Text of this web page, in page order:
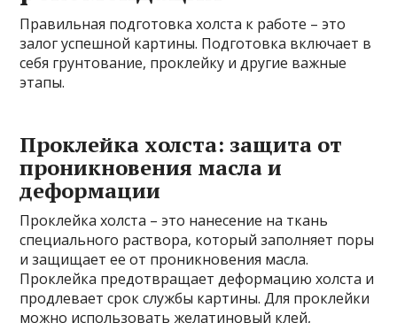
Правильная подготовка холста к работе – это
залог успешной картины. Подготовка включает в
себя грунтование, проклейку и другие важные
этапы.
Проклейка холста: защита от
проникновения масла и
деформации
Проклейка холста – это нанесение на ткань
специального раствора, который заполняет поры
и защищает ее от проникновения масла.
Проклейка предотвращает деформацию холста и
продлевает срок службы картины. Для проклейки
можно использовать желатиновый клей,